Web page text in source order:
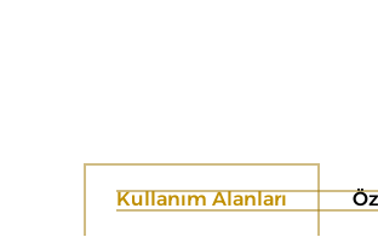
Kullanım Alanları